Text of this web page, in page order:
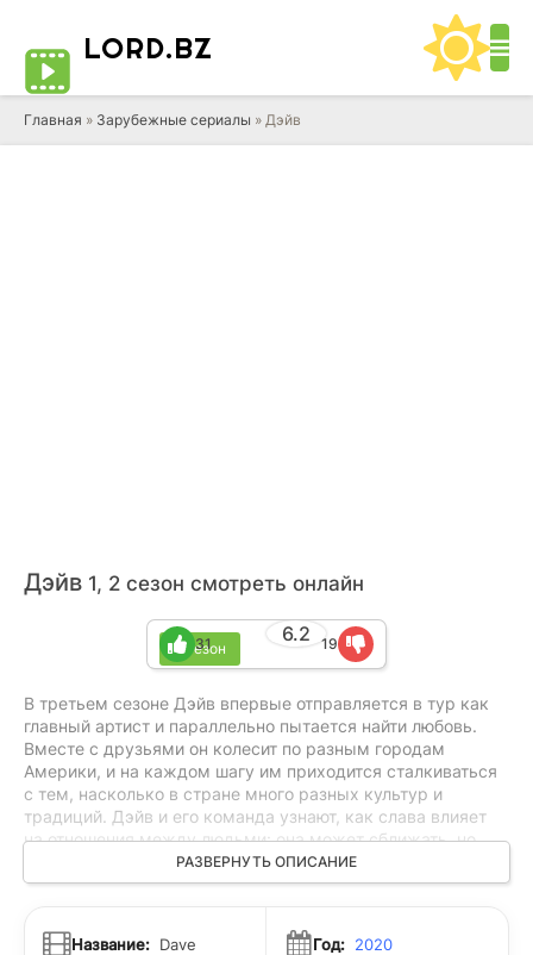
LORD.BZ
Главная » Зарубежные сериалы » Дэйв
Дэйв 1, 2 сезон смотреть онлайн
2 сезон
6.2
31 19
В третьем сезоне Дэйв впервые отправляется в тур как
главный артист и параллельно пытается найти любовь.
Вместе с друзьями он колесит по разным городам
Америки, и на каждом шагу им приходится сталкиваться
с тем, насколько в стране много разных культур и
традиций. Дэйв и его команда узнают, как слава влияет
на отношения между людьми: она может сближать, но
часто становится настоящим испытанием для дружбы и
чувств. На гастролях им приходится разбираться не
ними самими.
РАЗВЕРНУТЬ ОПИСАНИЕ
Название: Dave Год: 2020